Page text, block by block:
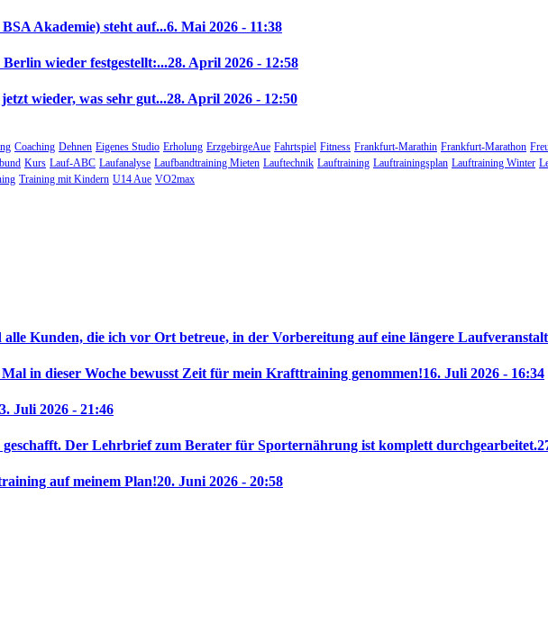
Akademie) steht auf...6. Mai 2026 - 11:38
wieder festgestellt:...28. April 2026 - 12:58
wieder, was sehr gut...28. April 2026 - 12:50
Coaching Dehnen Eigenes Studio Erholung ErzgebirgeAue Fahrtspiel Fitness Frankfurt-Marathin Frankfurt-Marathon
Kurs Lauf-ABC Laufanalyse Laufbandtraining Mieten Lauftechnik Lauftraining Lauftrainingsplan Lauftraining Winter
Training mit Kindern U14 Aue VO2max
Kunden, die ich vor Ort betreue, in der Vorbereitung auf eine längere
in dieser Woche bewusst Zeit für mein Krafttraining genommen!16. Juli 2026 - 16:34
Juli 2026 - 21:46
geschafft. Der Lehrbrief zum Berater für Sporternährung ist komplett durchgearbeitet.
auf meinem Plan!20. Juni 2026 - 20:58